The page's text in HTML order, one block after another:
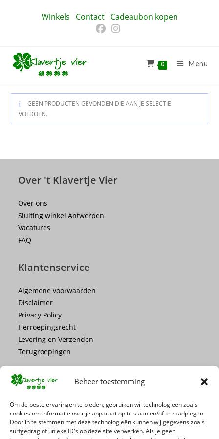
Beheer toestemming
Om de beste ervaringen te bieden, gebruiken wij technologieën zoals
cookies om informatie over je apparaat op te slaan en/of te raadplegen.
Door in te stemmen met deze technologieën kunnen wij gegevens zoals
surfgedrag of unieke ID's op deze site verwerken. Als je geen
Winkels Contact Cadeaubon kopen
0 Menu
GEEN PRODUCTEN GEVONDEN DIE AAN JE SELECTIE
VOLDOEN.
Over 't Klavertje Vier
Over ons
Sluiting winkel Antwerpen
Vacatures
FAQ
Klantenservice
Algemene voorwaarden
Disclaimer
Privacy Policy
Herroepingsrecht
Levering en Verzenden
Terugroepingen
Mis geen enkele actie of promotie!